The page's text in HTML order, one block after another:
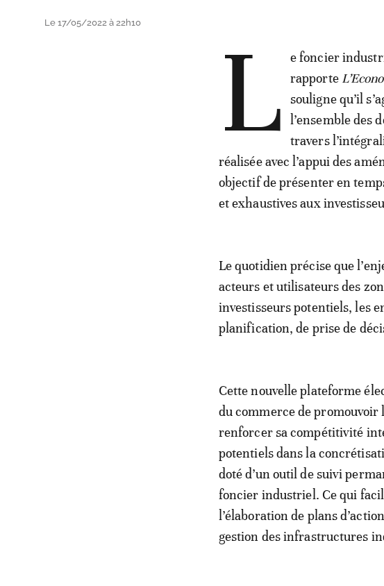
Le 17/05/2022 à 22h10 L
e foncier
rapporte
souligne qu’il
l’ensemble des
travers
réalisée avec l’appui des
objectif de présenter en
et exhaustives aux
Le quotidien précise que
acteurs et utilisateurs des
investisseurs potentiels, les
planification, de prise de
Cette nouvelle plateforme
du commerce de
renforcer sa compétitivité
potentiels dans la
doté d’un outil de suivi
foncier industriel. Ce qui
l’élaboration de plans
gestion des infrastructures